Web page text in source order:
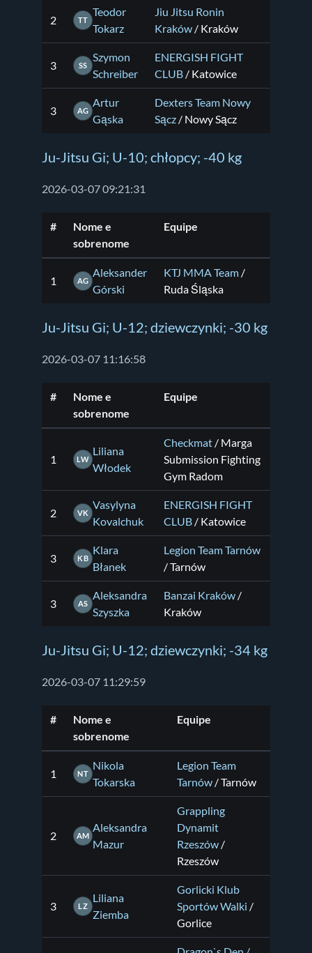
2 TT
Teodor
Tokarz
Jiu Jitsu Ronin
Kraków / Kraków
3 SS
Szymon
Schreiber
ENERGISH FIGHT
CLUB / Katowice
3 AG
Artur
Gąska
Dexters Team Nowy
Sącz / Nowy Sącz
Ju-Jitsu Gi; U-10; chłopcy; -40 kg
2026-03-07 09:21:31
#
Nome e
sobrenome
Equipe
1 AG
Aleksander
Górski
KTJ MMA Team /
Ruda Śląska
Ju-Jitsu Gi; U-12; dziewczynki; -30 kg
2026-03-07 11:16:58
#
Nome e
sobrenome
Equipe
1 LW
Liliana
Włodek
Checkmat / Marga
Submission Fighting
Gym Radom
2 VK
Vasylyna
Kovalchuk
ENERGISH FIGHT
CLUB / Katowice
3 KB
Klara
Błanek
Legion Team Tarnów
/ Tarnów
3 AS
Aleksandra
Szyszka
Banzai Kraków /
Kraków
Ju-Jitsu Gi; U-12; dziewczynki; -34 kg
2026-03-07 11:29:59
#
Nome e
sobrenome
Equipe
1 NT
Nikola
Tokarska
Legion Team
Tarnów / Tarnów
2 AM
Aleksandra
Mazur
Grappling
Dynamit
Rzeszów /
Rzeszów
3 LZ
Liliana
Ziemba
Gorlicki Klub
Sportów Walki /
Gorlice